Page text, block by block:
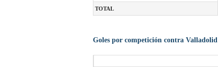
TOTAL
Goles por competición contra Valladolid